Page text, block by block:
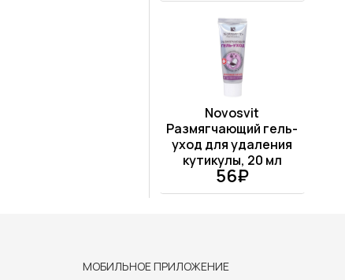
Novosvit
Размягчающий гель-
уход для удаления
кутикулы, 20 мл
56₽
МОБИЛЬНОЕ ПРИЛОЖЕНИЕ